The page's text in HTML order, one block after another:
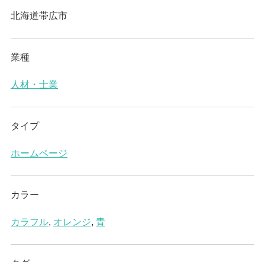
北海道帯広市
業種
人材・士業
タイプ
ホームページ
カラー
カラフル, オレンジ, 青